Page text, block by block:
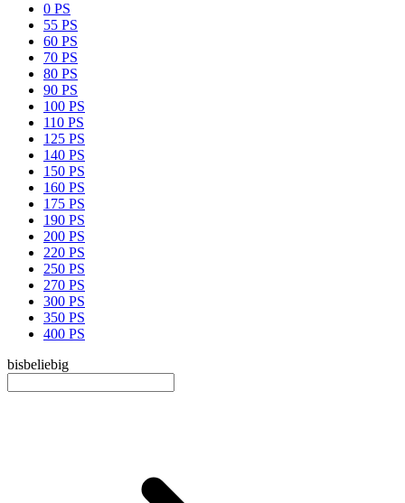
0 PS
55 PS
60 PS
70 PS
80 PS
90 PS
100 PS
110 PS
125 PS
140 PS
150 PS
160 PS
175 PS
190 PS
200 PS
220 PS
250 PS
270 PS
300 PS
350 PS
400 PS
bisbeliebig